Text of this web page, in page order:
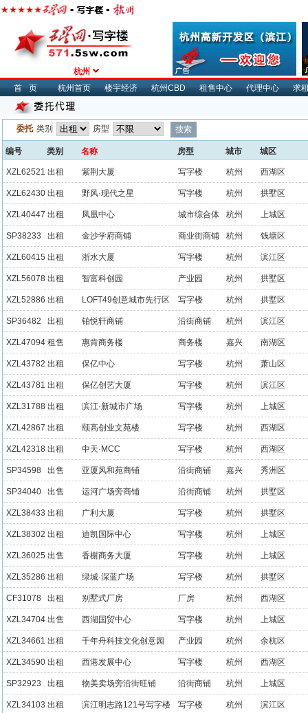
杭州
首页
杭州首页 楼宇经济 杭州CBD 租售中心 代理中心 求
委托 类别 房型
编号 类别 名称 房型 城市 城区
XZL62521 出租 紫荆大厦 写字楼 杭州 西湖区
XZL62430 出租 野风·现代之星 写字楼 杭州 拱墅区
XZL40447 出租 凤凰中心 城市综合体 杭州 上城区
SP38233 出租 金沙学府商铺 商业街商铺 杭州 钱塘区
XZL60415 出租 浙水大厦 写字楼 杭州 滨江区
XZL56078 出租 智富科创园 产业园 杭州 拱墅区
XZL52886 出租 LOFT49创意城市先行区 写字楼 杭州 拱墅区
SP36482 出租 铂悦轩商铺 沿街商铺 杭州 滨江区
XZL47094 租售 惠肯商务楼 商务楼 嘉兴 南湖区
XZL43782 出租 保亿中心 写字楼 杭州 萧山区
XZL43781 出租 保亿创艺大厦 写字楼 杭州 滨江区
XZL31788 出租 滨江·新城市广场 写字楼 杭州 上城区
XZL42867 出租 颐高创业文苑楼 写字楼 杭州 西湖区
XZL42318 出租 中天·MCC 写字楼 杭州 西湖区
SP34598 出售 亚厦风和苑商铺 沿街商铺 嘉兴 秀洲区
SP34040 出售 运河广场旁商铺 沿街商铺 杭州 拱墅区
XZL38433 出租 广利大厦 写字楼 杭州 拱墅区
XZL38302 出租 迪凯国际中心 写字楼 杭州 上城区
XZL36025 出售 香榭商务大厦 写字楼 杭州 上城区
XZL35286 出租 绿城·深蓝广场 写字楼 杭州 拱墅区
CF31078 出租 别墅式厂房 厂房 杭州 西湖区
XZL34704 出售 西湖国贸中心 写字楼 杭州 上城区
XZL34661 出租 千年舟科技文化创意园 产业园 杭州 余杭区
XZL34590 出租 西港发展中心 写字楼 杭州 西湖区
SP32923 出租 物美卖场旁沿街旺铺 沿街商铺 杭州 上城区
XZL34103 出租 滨江明志路121号写字楼 写字楼 杭州 滨江区